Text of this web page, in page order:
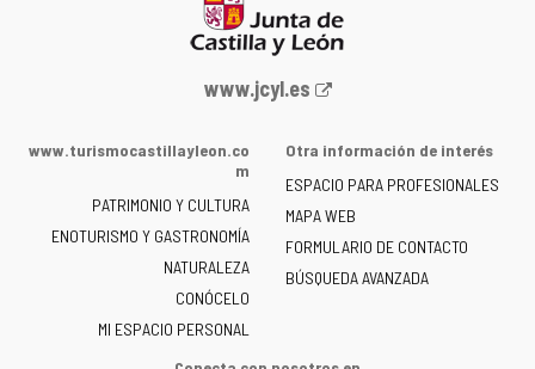
Portal
la
de
Castilla
y
León
-
www.jcyl.es
www.turismocastillayleon.co
m
PATRIMONIO Y CULTURA
ENOTURISMO Y GASTRONOMÍA
NATURALEZA
CONÓCELO
MI ESPACIO PERSONAL
Otra información de interés
ESPACIO PARA PROFESIONALES
MAPA WEB
FORMULARIO DE CONTACTO
BÚSQUEDA AVANZADA